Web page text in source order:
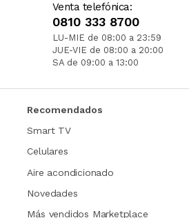
Venta telefónica:
0810 333 8700
LU-MIE de 08:00 a 23:59
JUE-VIE de 08:00 a 20:00
SA de 09:00 a 13:00
Recomendados
Smart TV
Celulares
Aire acondicionado
Novedades
Más vendidos Marketplace